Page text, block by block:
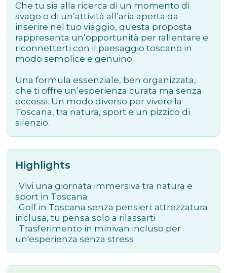
Che tu sia alla ricerca di un momento di
svago o di un’attività all’aria aperta da
inserire nel tuo viaggio, questa proposta
rappresenta un’opportunità per rallentare e
riconnetterti con il paesaggio toscano in
modo semplice e genuino.
Una formula essenziale, ben organizzata,
che ti offre un’esperienza curata ma senza
eccessi. Un modo diverso per vivere la
Toscana, tra natura, sport e un pizzico di
silenzio.
Highlights
· Vivi una giornata immersiva tra natura e
sport in Toscana
· Golf in Toscana senza pensieri: attrezzatura
inclusa, tu pensa solo a rilassarti
· Trasferimento in minivan incluso per
un'esperienza senza stress